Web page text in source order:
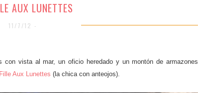
AUX LUNETTES
11/7/12 -
con vista al mar, un oficio heredado y un montón de armazones
Aux Lunettes (la chica con anteojos).